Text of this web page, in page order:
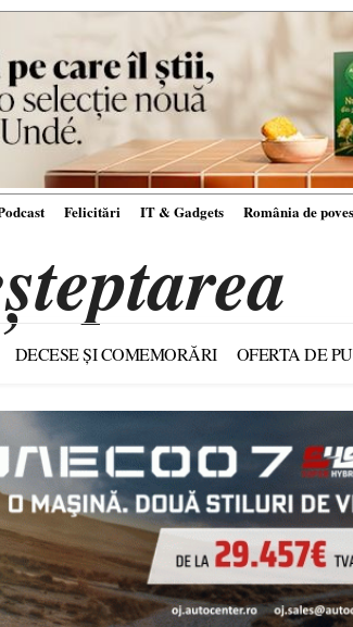
Felicitări IT & Gadgets România de
DECESE ȘI COMEMORĂRI OFERTA DE